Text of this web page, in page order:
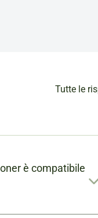
Tutte le
è compatibile
l'elenco completo